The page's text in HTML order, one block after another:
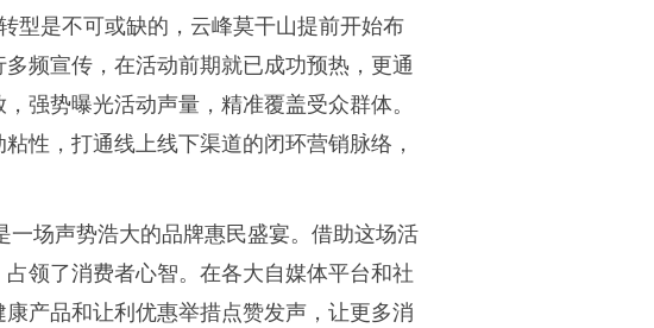
型是不可或缺的，云峰莫干山提前开始布
频宣传，在活动前期就已成功预热，更通
强势曝光活动声量，精准覆盖受众群体。
性，打通线上线下渠道的闭环营销脉络，
场声势浩大的品牌惠民盛宴。借助这场活
领了消费者心智。在各大自媒体平台和社
产品和让利优惠举措点赞发声，让更多消